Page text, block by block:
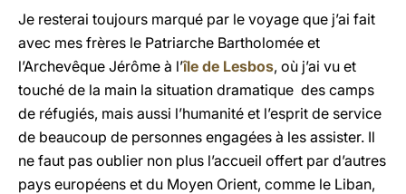
Je resterai toujours marqué par le voyage que j’ai fait
avec mes frères le Patriarche Bartholomée et
l’Archevêque Jérôme à l’île de Lesbos, où j’ai vu et
touché de la main la situation dramatique des camps
de réfugiés, mais aussi l’humanité et l’esprit de service
de beaucoup de personnes engagées à les assister. Il
ne faut pas oublier non plus l’accueil offert par d’autres
pays européens et du Moyen Orient, comme le Liban,